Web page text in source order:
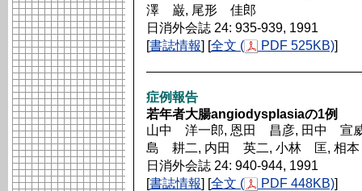
澤 巌, 尾形 佳郎
日消外会誌 24: 935-939, 1991
[書誌情報] [全文 ( PDF 525KB)]
症例報告
若年者大腸angiodysplasiaの1例
山中 洋一郎, 恩田 昌彦, 田中 宣
島 耕二, 内田 英二, 小林 匡, 相
日消外会誌 24: 940-944, 1991
[書誌情報] [全文 ( PDF 448KB)]